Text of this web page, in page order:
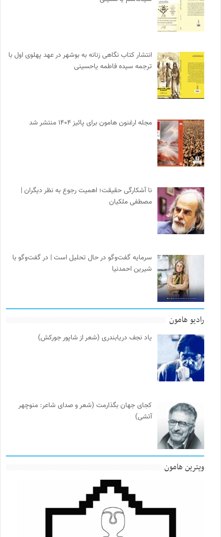
انتشار کتاب نگاهی زنانه به بوشهر در عهد پهلوی اول با
ترجمه سیده فاطمه یاحسینی
مجله ارغنون هامون برای پائیز ۱۴۰۴ منتشر شد
نا آشکارگی حقیقت؛ اهمیت رجوع به نظر دیگران |
مصطفی ملکیان
سرمایه گفت‌وگو در حال تحلیل است | در گفت‌وگو با
شیرین احمدنیا
رادیو هامون
یاد نجف دریابندری (شعر از شاپور جورکش)
کجای جهان بگذارمت (شعر و صدای شاعر: منوچهر
آتشی)
ویترین هامون